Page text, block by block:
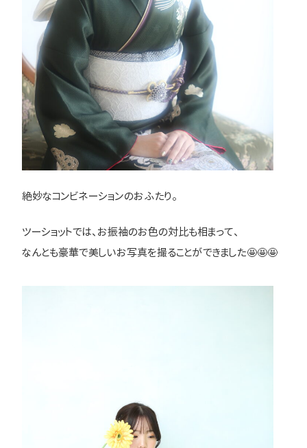
絶妙なコンビネーションのおふたり。
ツーショットでは、お振袖のお色の対比も相まって、
なんとも豪華で美しいお写真を撮ることができました🤩🤩🤩